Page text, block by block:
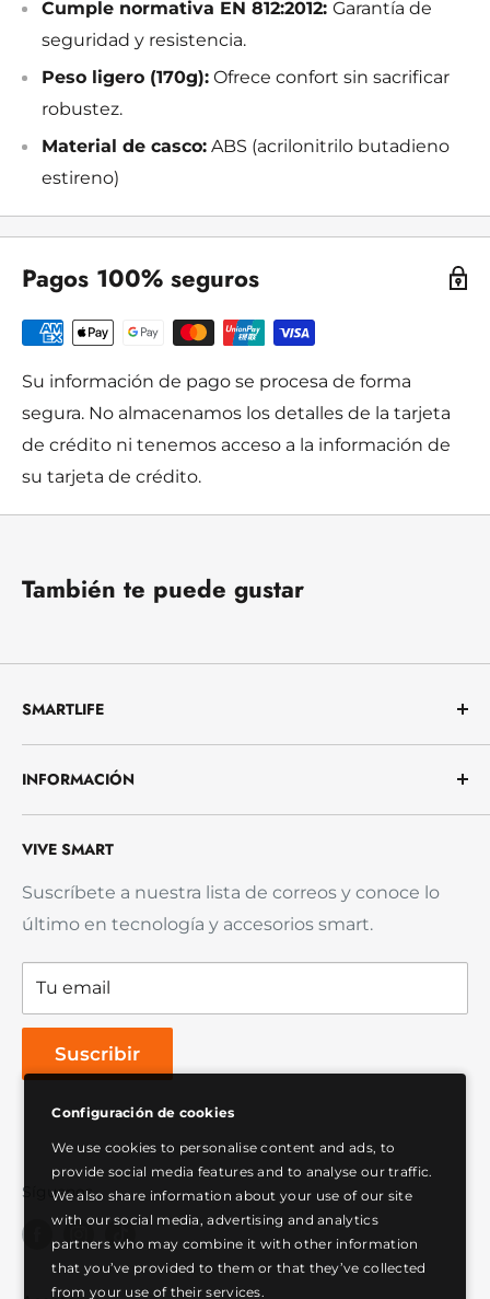
Cumple normativa EN 812:2012: Garantía de
seguridad y resistencia.
Peso ligero (170g): Ofrece confort sin sacrificar
robustez.
Material de casco: ABS (acrilonitrilo butadieno
estireno)
Pagos 100% seguros
Su información de pago se procesa de forma
segura. No almacenamos los detalles de la tarjeta
de crédito ni tenemos acceso a la información de
su tarjeta de crédito.
También te puede gustar
SMARTLIFE
Te ayudamos a vivir con menos complicaciones.
Ofrecemos productos útiles, confiables y fáciles
de usar para que protejas tu hogar, trabajes con
más comodidad y resuelvas tu día a día sin
INFORMACIÓN
Nosotros
Preguntas frecuentes (FAQ)
Envío y Entrega
Política de reembolso
Garantía del Producto
Política de privacidad
Términos de servicio
VIVE SMART
Suscríbete a nuestra lista de correos y conoce lo
último en tecnología y accesorios smart.
Tu email
Suscribir
Síguenos
Configuración de cookies
We use cookies to personalise content and ads, to
provide social media features and to analyse our traffic.
We also share information about your use of our site
with our social media, advertising and analytics
partners who may combine it with other information
that you’ve provided to them or that they’ve collected
from your use of their services.